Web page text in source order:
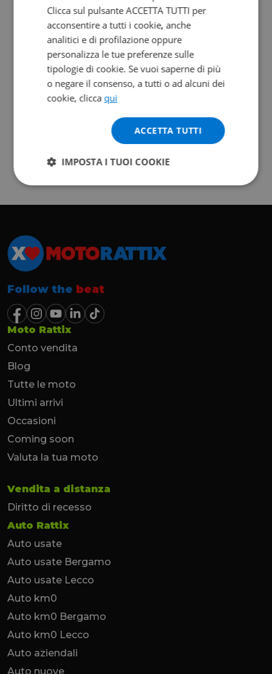
Follow the beat
Moto Rattix
Conto vendita
Blog
Tutte le moto
Ultimi arrivi
Occasioni
Coming soon
Valuta la tua moto
Vendita a distanza
Diritto di recesso
Auto Rattix
Auto usate
Auto usate Bergamo
Auto usate Lecco
Auto km0
Auto km0 Bergamo
Auto km0 Lecco
Auto aziendali
Auto nuove
Clicca sul pulsante ACCETTA TUTTI per
acconsentire a tutti i cookie, anche
analitici e di profilazione oppure
personalizza le tue preferenze sulle
tipologie di cookie. Se vuoi saperne di più
o negare il consenso, a tutti o ad alcuni dei
cookie, clicca qui
ACCETTA TUTTI
IMPOSTA I TUOI COOKIE